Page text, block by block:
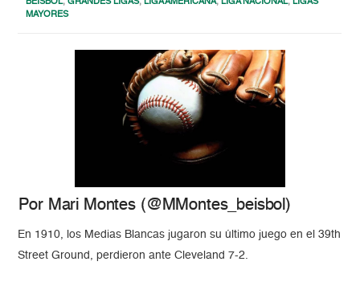
BEISBOL,GRANDES LIGAS,LIGA AMERICANA,LIGA NACIONAL,LIGAS
MAYORES
Por Mari Montes (@MMontes_beisbol)
En 1910, los Medias Blancas jugaron su último juego en el 39th
Street Ground, perdieron ante Cleveland 7-2.